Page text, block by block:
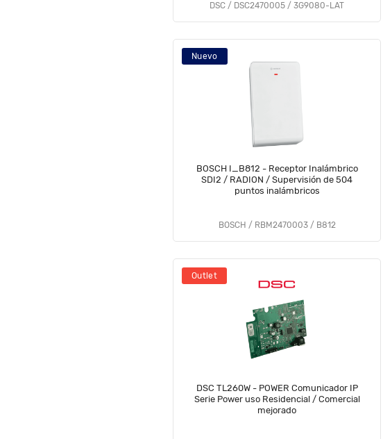
DSC / DSC2470005 / 3G9080-LAT
Nuevo
BOSCH I_B812 - Receptor Inalámbrico
SDI2 / RADION / Supervisión de 504
puntos inalámbricos
BOSCH / RBM2470003 / B812
Outlet
DSC TL260W - POWER Comunicador IP
Serie Power uso Residencial / Comercial
mejorado